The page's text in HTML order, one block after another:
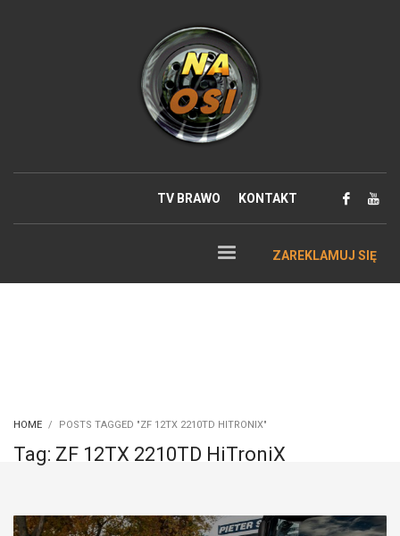
TV BRAWO KONTAKT
ZAREKLAMUJ SIĘ
HOME POSTS TAGGED "ZF 12TX 2210TD HITRONIX"
Tag: ZF 12TX 2210TD HiTroniX